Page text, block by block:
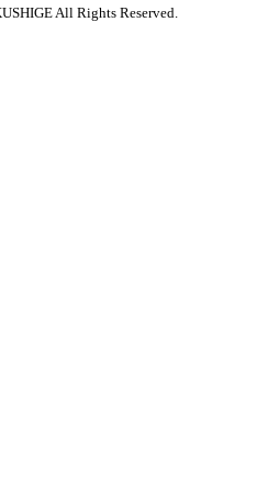
All Rights Reserved.